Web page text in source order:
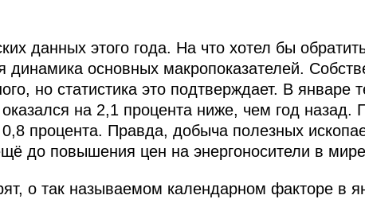
данных этого года. На что хотел бы
динамика основных макропоказателей.
но статистика это подтверждает. В январе
оказался на 2,1 процента ниже, чем год
0,8 процента. Правда, добыча полезных
до повышения цен на энергоносители в
о так называемом календарном факторе в